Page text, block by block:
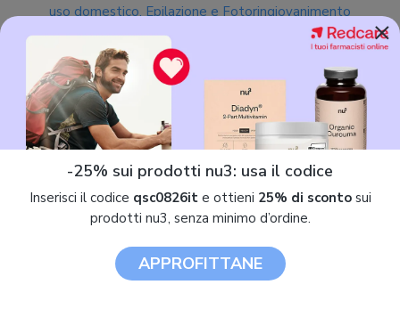
uso domestico. Epilazione e Fotoringiovanimento
537,00 €
Sped. gratuita
D Light Pro Ultra - Epilatore a Luce Pulsata semi-
×
-25% sui prodotti nu3: usa il codice
Inserisci il codice qsc0826ite ottieni 25% di scontosui
prodotti nu3, senza minimo d’ordine.
APPROFITTANE